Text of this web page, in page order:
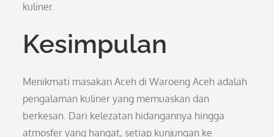
kuliner.
Kesimpulan
Menikmati masakan Aceh di Waroeng Aceh adalah
pengalaman kuliner yang memuaskan dan
berkesan. Dari kelezatan hidangannya hingga
atmosfer yang hangat, setiap kunjungan ke